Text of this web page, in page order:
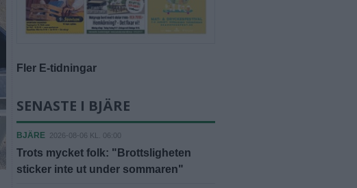
Fler E-tidningar
SENASTE I BJÄRE
BJÄRE 2026-08-06 KL. 06:00
Trots mycket folk: "Brottsligheten
sticker inte ut under sommaren"